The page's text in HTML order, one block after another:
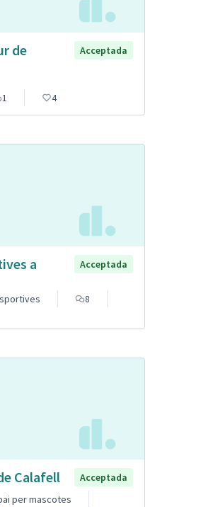
de
Acceptada
1 4
a
Acceptada
8
Calafell
Acceptada
per mascotes